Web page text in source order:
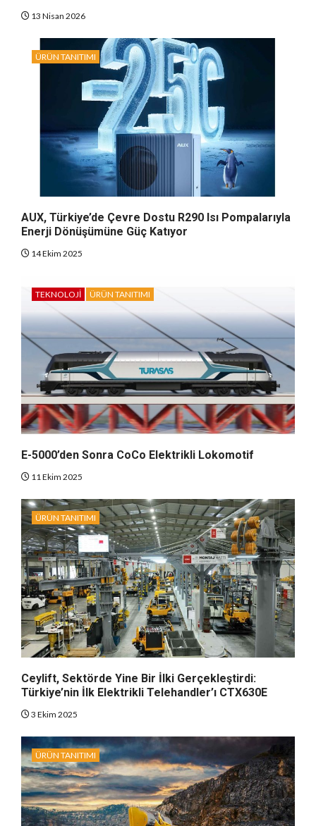
13 Nisan 2026
ÜRÜN TANITIMI
AUX, Türkiye’de Çevre Dostu R290 Isı Pompalarıyla
Enerji Dönüşümüne Güç Katıyor
14 Ekim 2025
TEKNOLOJI ÜRÜN TANITIMI
E-5000’den Sonra CoCo Elektrikli Lokomotif
11 Ekim 2025
ÜRÜN TANITIMI
Ceylift, Sektörde Yine Bir İlki Gerçekleştirdi:
Türkiye’nin İlk Elektrikli Telehandler’ı CTX630E
3 Ekim 2025
ÜRÜN TANITIMI